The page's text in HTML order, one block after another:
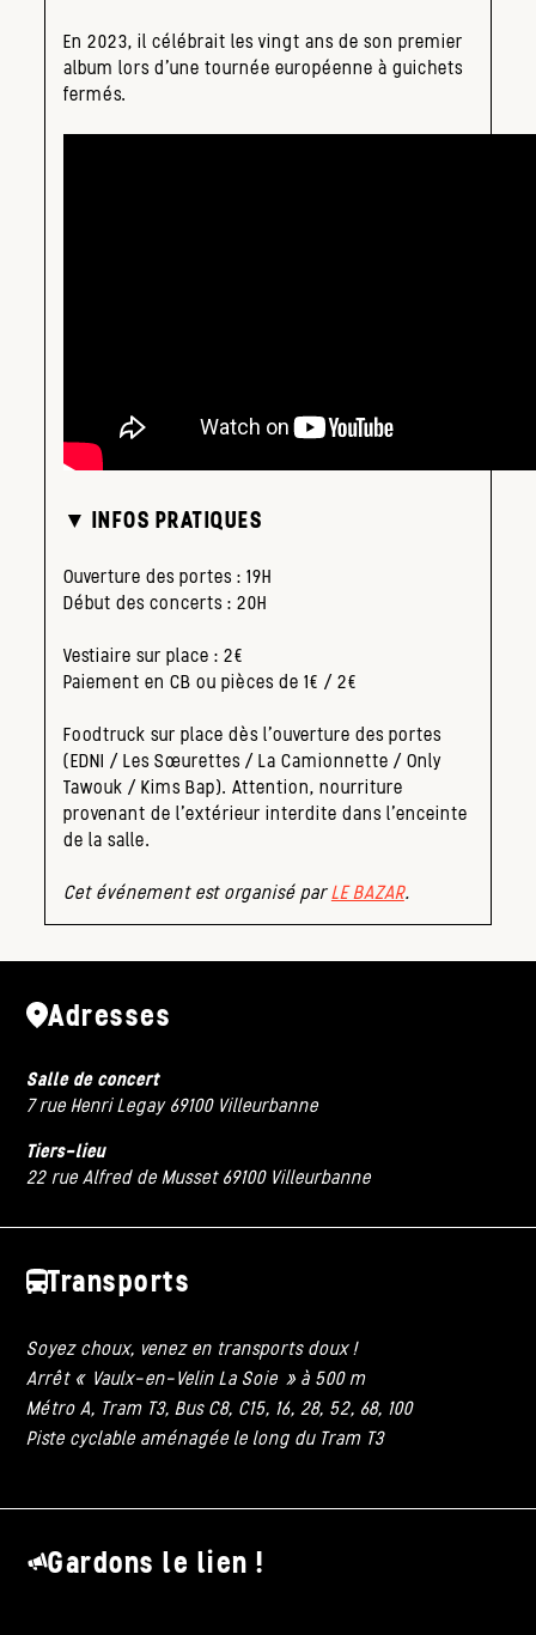
En 2023, il célébrait les vingt ans de son premier
album lors d’une tournée européenne à guichets
fermés.
▼ INFOS PRATIQUES
Ouverture des portes : 19H
Début des concerts : 20H
Vestiaire sur place : 2€
Paiement en CB ou pièces de 1€ / 2€
Foodtruck sur place dès l’ouverture des portes
(EDNI / Les Sœurettes / La Camionnette / Only
Tawouk / Kims Bap). Attention, nourriture
provenant de l’extérieur interdite dans l’enceinte
de la salle.
Cet événement est organisé parLE BAZAR.
Adresses
Salle de concert
7 rue Henri Legay 69100 Villeurbanne
Tiers-lieu
22 rue Alfred de Musset 69100 Villeurbanne
Transports
Soyez choux, venez en transports doux !
Arrêt « Vaulx-en-Velin La Soie » à 500 m
Métro A, Tram T3, Bus C8, C15, 16, 28, 52, 68, 100
Piste cyclable aménagée le long du Tram T3
Gardons le lien !